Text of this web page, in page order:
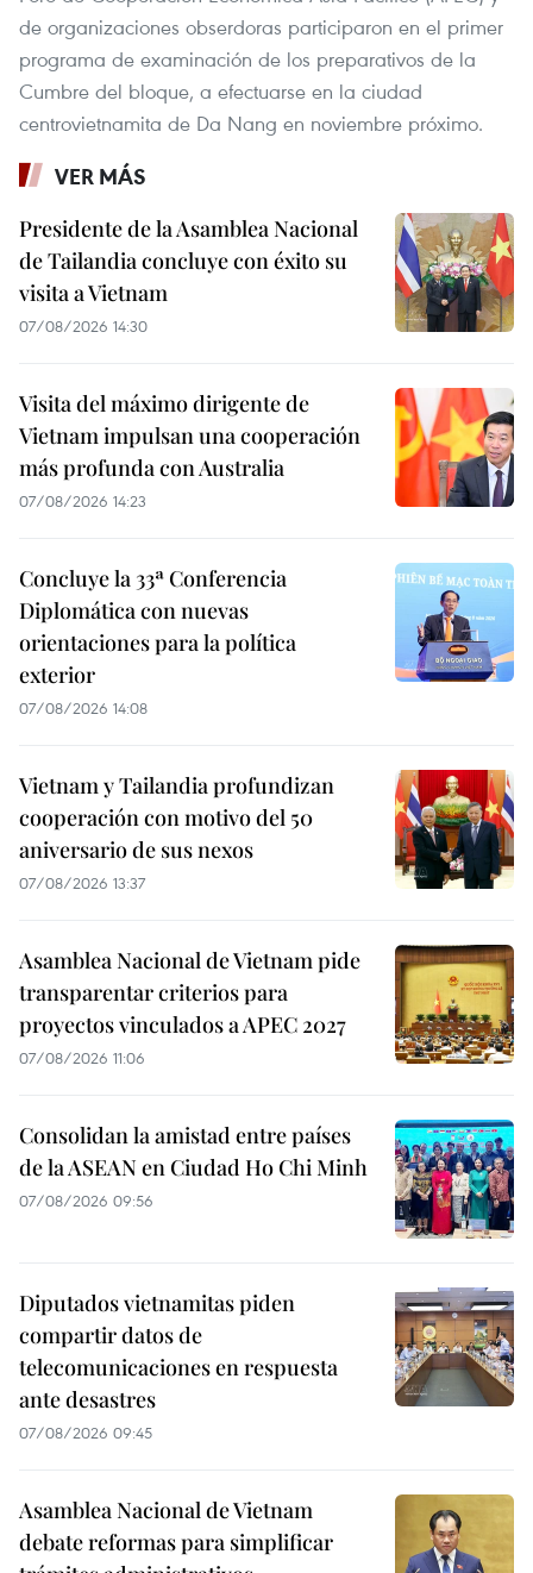
de organizaciones obserdoras participaron en el primer
programa de examinación de los preparativos de la
Cumbre del bloque, a efectuarse en la ciudad
centrovietnamita de Da Nang en noviembre próximo.
VER MÁS
Presidente de la Asamblea Nacional
de Tailandia concluye con éxito su
visita a Vietnam
07/08/2026 14:30
Visita del máximo dirigente de
Vietnam impulsan una cooperación
más profunda con Australia
07/08/2026 14:23
Concluye la 33ª Conferencia
Diplomática con nuevas
orientaciones para la política
exterior
07/08/2026 14:08
Vietnam y Tailandia profundizan
cooperación con motivo del 50
aniversario de sus nexos
07/08/2026 13:37
Asamblea Nacional de Vietnam pide
transparentar criterios para
proyectos vinculados a APEC 2027
07/08/2026 11:06
Consolidan la amistad entre países
de la ASEAN en Ciudad Ho Chi Minh
07/08/2026 09:56
Diputados vietnamitas piden
compartir datos de
telecomunicaciones en respuesta
ante desastres
07/08/2026 09:45
Asamblea Nacional de Vietnam
debate reformas para simplificar